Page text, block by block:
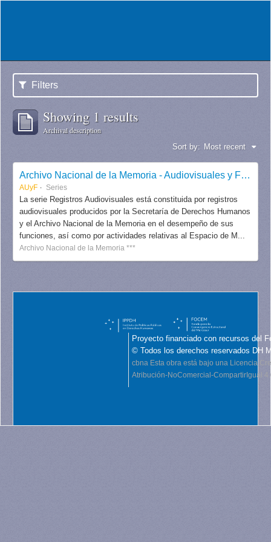
Filters
Showing 1 results
Archival description
Sort by: Most recent
Archivo Nacional de la Memoria - Audiovisuales y Fotografías
AUyF Series
La serie Registros Audiovisuales está constituida por registros
audiovisuales producidos por la Secretaría de Derechos Humanos
y el Archivo Nacional de la Memoria en el desempeño de sus
funciones, así como por actividades relativas al Espacio de M...
Archivo Nacional de la Memoria ***
Proyecto financiado con recursos del
© Todos los derechos reservados DH
cbna Esta obra está bajo una Licencia
Atribución-NoComercial-CompartirIgual